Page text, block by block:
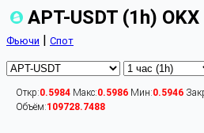
APT-USDT (1h) OKX
Фьючи | Спот
Откр:0.5984 Макс:0.5986 Мин:0.5946
Объём:109728.7488